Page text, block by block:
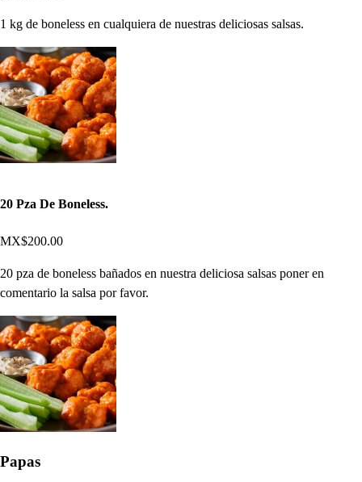
1 kg de boneless en cualquiera de nuestras deliciosas salsas.
20 Pza De Boneless.
MX$200.00
20 pza de boneless bañados en nuestra deliciosa salsas poner en
comentario la salsa por favor.
Papas